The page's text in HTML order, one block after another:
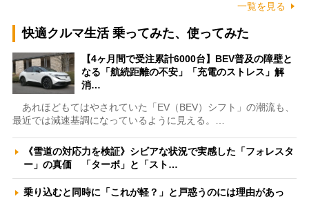
一覧を見る
快適クルマ生活 乗ってみた、使ってみた
【4ヶ月間で受注累計6000台】BEV普及の障壁と
なる「航続距離の不安」「充電のストレス」解
消…
あれほどもてはやされていた「EV（BEV）シフト」の潮流も、
最近では減速基調になっているように見える。…
《雪道の対応力を検証》シビアな状況で実感した「フォレスタ
ー」の真価 「ターボ」と「スト…
乗り込むと同時に「これが軽？」と戸惑うのには理由があっ